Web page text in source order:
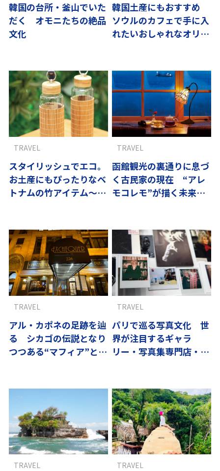
韓国の台所・釜山でいた
だく オモニたちの絶品
文化
韓国土産にもおすすめ
ソウルのカフェで手に入
れたいおしゃれなオリジ
スタイリッシュでエコ。
お土産にもぴったりなベ
トナムの竹アイテム〜ベ
TRAVEL
函館観光の裏通りに息づ
く古民家の現在 “アレ
モコレモ”が描く未来の
TRAVEL
アル・カポネの足跡を辿
る シカゴの伝説となり
つつある“マフィア”と名
TRAVEL
パリで巡る写真文化 世
界が注目するギャラ
リー・写真集専門店・老
TRAVEL
TRAVEL TRAVEL